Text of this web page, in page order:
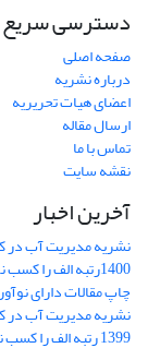
دسترسی سریع
صفحه اصلی
درباره نشریه
اعضای هیات تحریریه
ارسال مقاله
تماس با ما
نقشه سایت
آخرین اخبار
نشریه مدیریت آب در
1400رتبه الف را کسب نمود
چاپ مقالات دارای
نشریه مدیریت آب در
1399 رتبه الف را کسب نمود